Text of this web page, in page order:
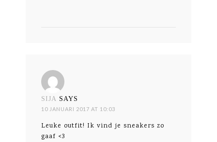
SIJA SAYS
10 JANUARI 2017 AT 10:03
Leuke outfit! Ik vind je sneakers zo
gaaf <3